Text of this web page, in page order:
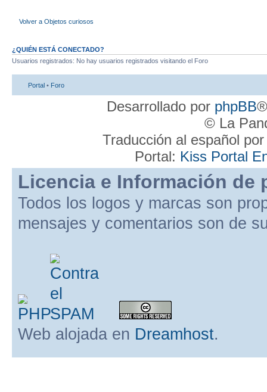
Volver a Objetos curiosos
¿QUIÉN ESTÁ CONECTADO?
Usuarios registrados: No hay usuarios registrados visitando el Foro
Portal • Foro
Desarrollado por phpBB
© La
Traducción al español
Portal: Kiss Portal
Licencia e Información de
Todos los logos y marcas son
mensajes y comentarios son de
Web alojada en Dreamhost.